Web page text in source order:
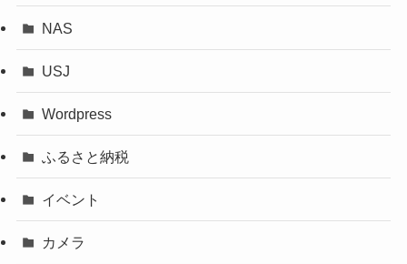
NAS
USJ
Wordpress
ふるさと納税
イベント
カメラ